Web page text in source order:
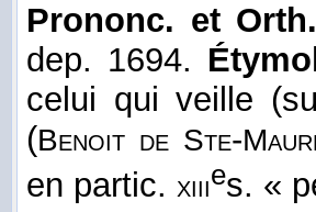
Prononc. et
dep. 1694.
celui qui veille
(Benoit de Ste-
en partic. xiiies. «